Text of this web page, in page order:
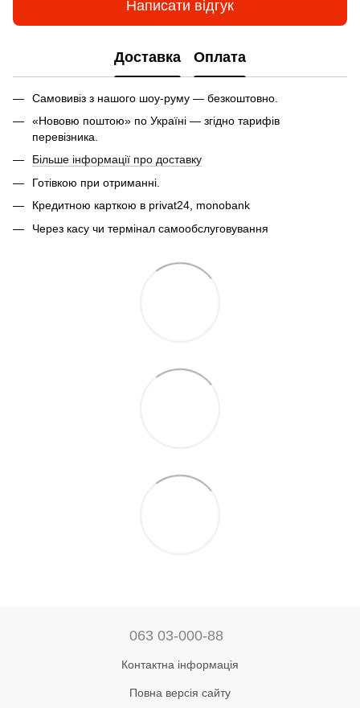
Написати відгук
Доставка Оплата
Самовивіз з нашого шоу-руму — безкоштовно.
«Нововю поштою» по Україні — згідно тарифів
перевізника.
Більше інформації про доставку
Готівкою при отриманні.
Кредитною карткою в privat24, monobank
Через касу чи термінал самообслуговування
063 03-000-88
Контактна інформація
Повна версія сайту